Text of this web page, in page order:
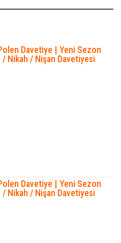
Davetiye | Yeni Sezon
Nikah / Nişan Davetiyesi
Davetiye | Yeni Sezon
Nikah / Nişan Davetiyesi